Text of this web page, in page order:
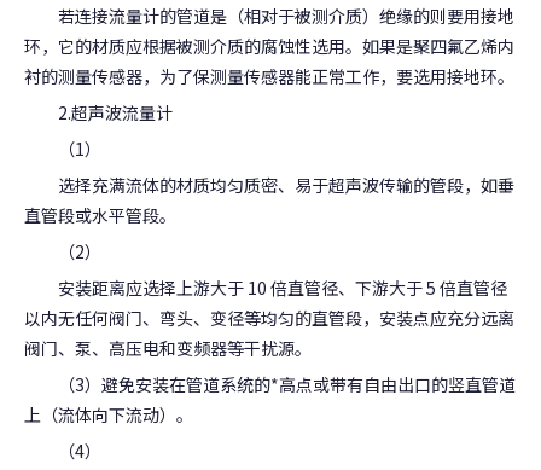
若连接流量计的管道是（相对于被测介质）绝缘的则要用接地
环，它的材质应根据被测介质的腐蚀性选用。如果是聚四氟乙烯内
衬的测量传感器，为了保测量传感器能正常工作，要选用接地环。
2.超声波流量计
（1）
选择充满流体的材质均匀质密、易于超声波传输的管段，如垂
直管段或水平管段。
（2）
安装距离应选择上游大于 10 倍直管径、下游大于 5 倍直管径
以内无任何阀门、弯头、变径等均匀的直管段，安装点应充分远离
阀门、泵、高压电和变频器等干扰源。
（3）避免安装在管道系统的*高点或带有自由出口的竖直管道
上（流体向下流动）。
（4）